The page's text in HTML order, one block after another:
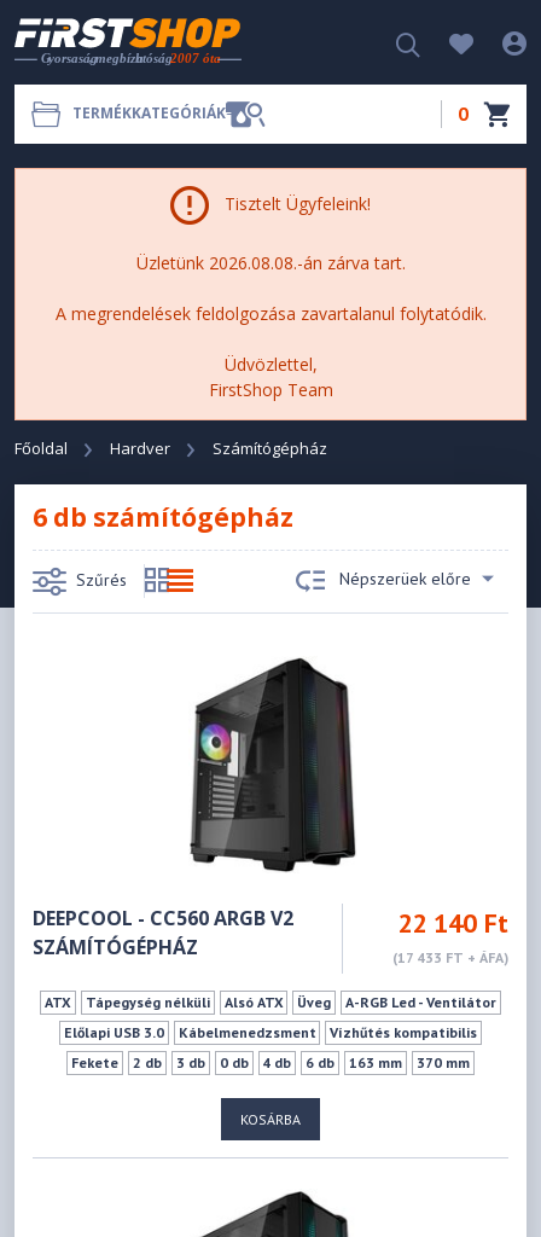
TERMÉKKATEGÓRIÁK 0
Tisztelt Ügyfeleink!
Üzletünk 2026.08.08.-án zárva tart.
A megrendelések feldolgozása zavartalanul folytatódik.
Üdvözlettel,
FirstShop Team
Főoldal Hardver Számítógépház
6 db számítógépház
Szűrés Népszerüek előre
DEEPCOOL - CC560 ARGB V2
SZÁMÍTÓGÉPHÁZ
22 140 Ft
(17 433 FT + ÁFA)
ATX Tápegység nélküli Alsó ATX Üveg
A-RGB Led - Ventilátor
Előlapi USB 3.0
Kábelmenedzsment
Vízhűtés kompatibilis
Fekete
2 db 3 db 0 db 4 db 6 db 163 mm 370 mm
KOSÁRBA